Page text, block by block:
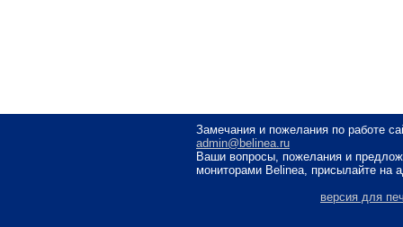
Замечания и пожелания по работе
admin@belinea.ru
Ваши вопросы, пожелания и
мониторами Belinea, присылайте на
версия для